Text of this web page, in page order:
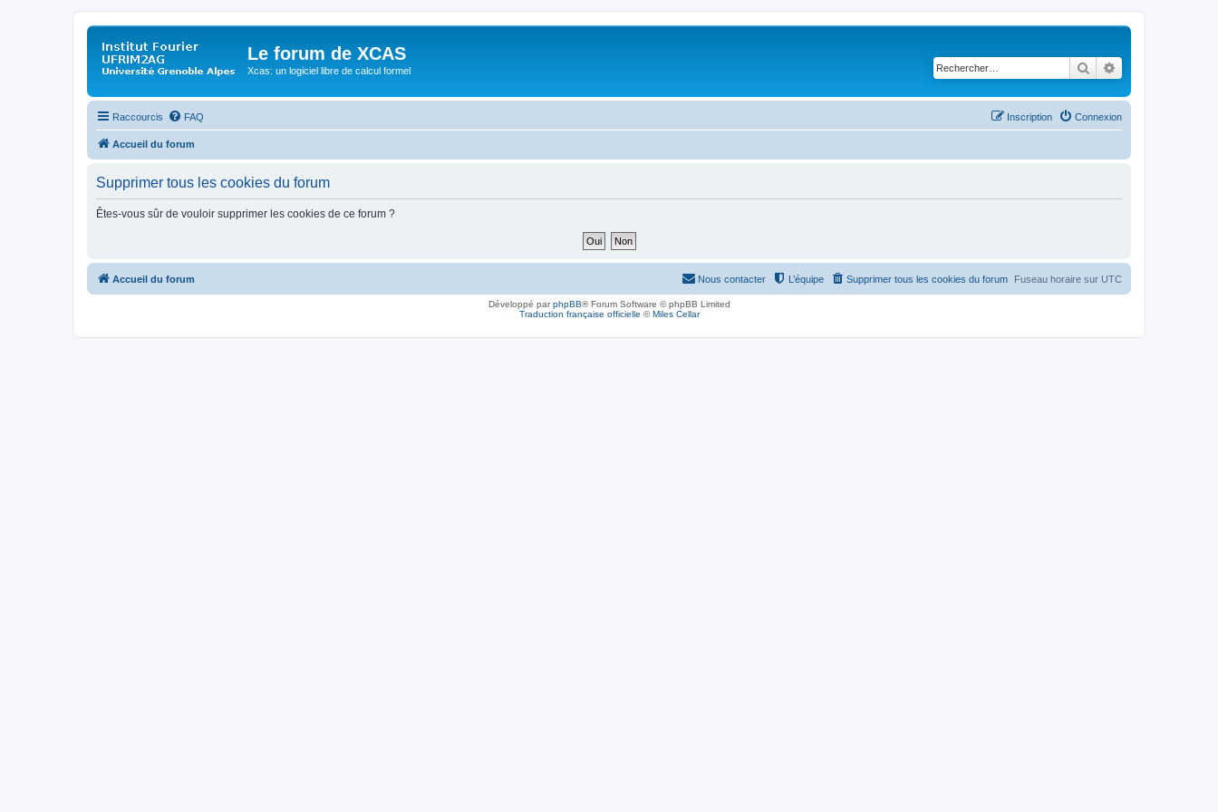
Le forum de XCAS
Xcas: un logiciel libre de calcul formel Rechercher
Raccourcis FAQ Connexion
Inscription
Accueil du forum
Supprimer tous les cookies du forum
Êtes-vous sûr de vouloir supprimer les cookies de ce forum ?
Accueil du forum Fuseau horaire sur UTC
Supprimer tous les cookies du forum
L’équipe
Nous contacter
Développé parphpBB® Forum Software © phpBB Limited
Traduction française officielle ©Miles Cellar